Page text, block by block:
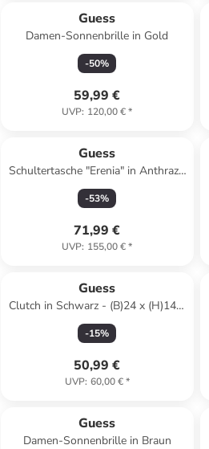
Guess
Damen-Sonnenbrille in Gold
-50%
59,99 €
UVP: 120,00 €*
Guess
Schultertasche "Erenia" in Anthrazit
- (B)40 x (H)34 x (T)20 cm
-53%
71,99 €
UVP: 155,00 €*
Guess
Clutch in Schwarz - (B)24 x (H)14 x
(T)1,5 cm
-15%
50,99 €
UVP: 60,00 €*
Guess
Damen-Sonnenbrille in Braun